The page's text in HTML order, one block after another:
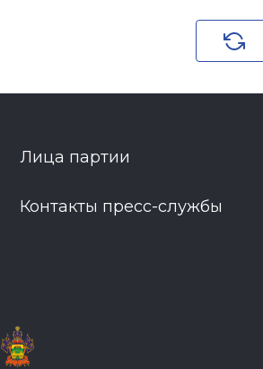
Лица партии
Контакты пресс-службы